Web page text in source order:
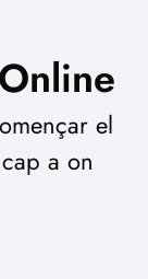
el
a on